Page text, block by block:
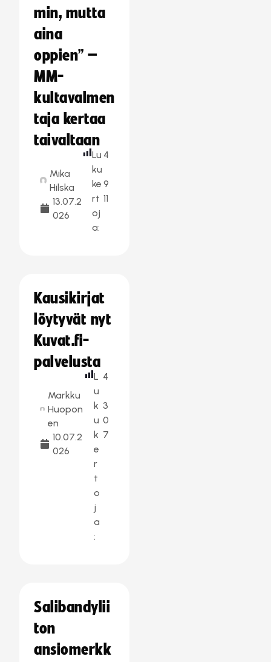
min, mutta
aina
oppien” –
MM-
kultavalmen
taja kertaa
taivaltaan
Mika
Hilska
13.07.2
026
Lu
ku
ke
rt
oj
a:
4
9
11
Kausikirjat
löytyvät nyt
Kuvat.fi-
palvelusta
Markku
Huopon
en
10.07.2
026
L
u
k
u
k
e
r
t
o
j
a
:
4
3
0
7
Salibandylii
ton
ansiomerkk